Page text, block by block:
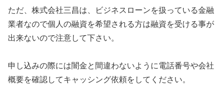
ただ、株式会社三昌は、ビジネスローンを扱っている金融
業者なので個人の融資を希望される方は融資を受ける事が
出来ないので注意して下さい。
申し込みの際には闇金と間違わないように電話番号や会社
概要を確認してキャッシング依頼をしてください。